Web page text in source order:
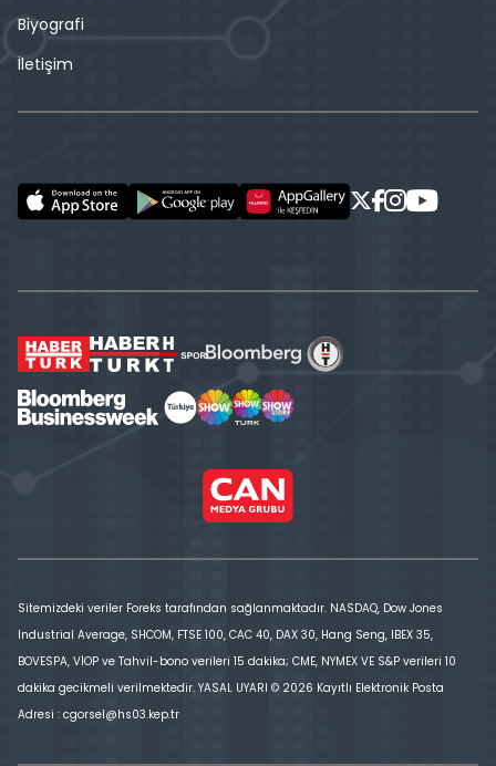
Biyografi
İletişim
Sitemizdeki veriler Foreks tarafından sağlanmaktadır. NASDAQ, Dow Jones
Industrial Average, SHCOM, FTSE 100, CAC 40, DAX 30, Hang Seng, IBEX 35,
BOVESPA, VİOP ve Tahvil-bono verileri 15 dakika; CME, NYMEX VE S&P verileri 10
dakika gecikmeli verilmektedir. YASAL UYARI © 2026 Kayıtlı Elektronik Posta
Adresi : cgorsel@hs03.kep.tr